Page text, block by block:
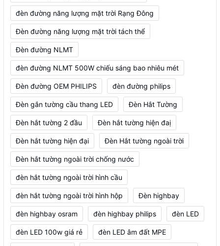
đèn đường năng lượng mặt trời Rạng Đông
Đèn đường năng lượng mặt trời tách thể
Đèn đường NLMT
đèn đường NLMT 500W chiếu sáng bao nhiêu mét
Đèn đường OEM PHILIPS đèn đường philips
Đèn gắn tường cầu thang LED Đèn Hắt Tường
Đèn hắt tường 2 đầu Đèn hắt tường hiện đaị
Đèn hắt tường hiện đại Đèn Hắt tường ngoài trời
Đèn hắt tường ngoài trời chống nước
đèn hắt tường ngoài trời hình cầu
đèn hắt tường ngoài trời hình hộp Đèn highbay
đèn highbay osram đèn highbay philips đèn LED
đèn LED 100w giá rẻ đèn LED âm đất MPE